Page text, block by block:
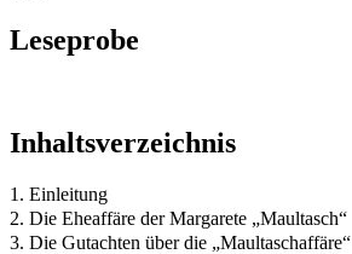
Leseprobe
Inhaltsverzeichnis
1. Einleitung
2. Die Eheaffäre der Margarete „Maultasch“
3. Die Gutachten über die „Maultaschaffäre“